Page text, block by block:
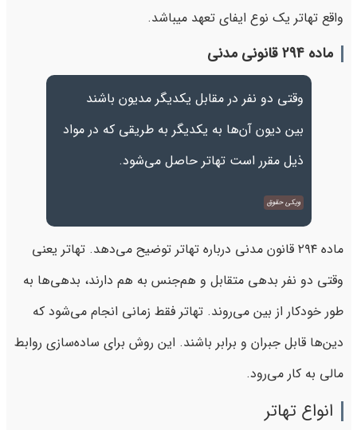
واقع تهاتر یک نوع ایفای تعهد میباشد.
ماده 294 قانونی مدنی
وقتی دو نفر در مقابل یکدیگر مدیون باشند
بین دیون آن‌ها به یکدیگر به طریقی که در مواد
ذیل مقرر است تهاتر حاصل می‌شود.
ویکی حقوق
ماده ۲۹۴ قانون مدنی درباره تهاتر توضیح می‌دهد. تهاتر یعنی
وقتی دو نفر بدهی متقابل و هم‌جنس به هم دارند، بدهی‌ها به
طور خودکار از بین می‌روند. تهاتر فقط زمانی انجام می‌شود که
دین‌ها قابل جبران و برابر باشند. این روش برای ساده‌سازی روابط
مالی به کار می‌رود.
انواع تهاتر